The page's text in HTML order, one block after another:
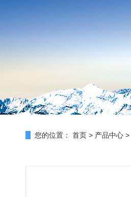
您的位置： 首页 > 产品中心 >